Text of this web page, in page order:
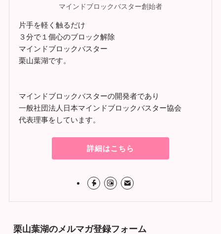
マインドブロックバスター創始者
片手を軽く触るだけ
３分で１個心のブロック解除
マインドブロックバスター
栗山葉湖です。
マインドブロックバスターの開発者であり
一般社団法人日本マインドブロックバスター協会
代表理事をしています。
詳細はこちら
栗山葉湖のメルマガ登録フォーム